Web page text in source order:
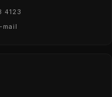
4123
mail